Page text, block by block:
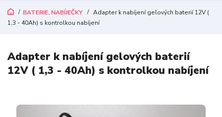
BATERIE, NABÍJEČKY
Adapter k nabíjení gelových baterií 12V (
1,3 - 40Ah) s kontrolkou nabíjení
Adapter k nabíjení gelových baterií
12V ( 1,3 - 40Ah) s kontrolkou nabíjení